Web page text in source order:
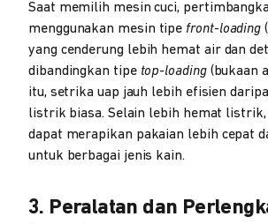
Saat memilih mesin cuci,
menggunakan mesin tipe front-loading
yang cenderung lebih hemat air dan
dibandingkan tipe top-loading(bukaan
itu, setrika uap jauh lebih efisien
listrik biasa. Selain lebih hemat
dapat merapikan pakaian lebih cepat
untuk berbagai jenis kain.
3. Peralatan dan